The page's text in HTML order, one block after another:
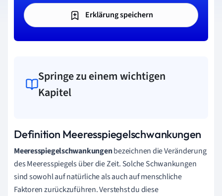
Erklärung speichern
Springe zu einem wichtigen
Kapitel
Definition Meeresspiegelschwankungen
Meeresspiegelschwankungenbezeichnen die Veränderung
des Meeresspiegels über die Zeit. Solche Schwankungen
sind sowohl auf natürliche als auch auf menschliche
Faktoren zurückzuführen. Verstehst du diese